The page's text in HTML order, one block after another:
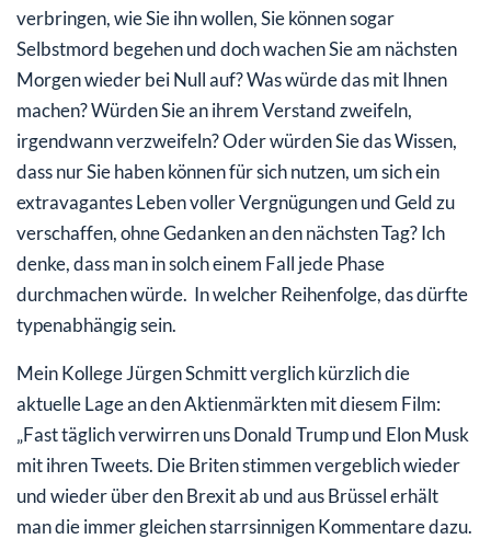
verbringen, wie Sie ihn wollen, Sie können sogar
Selbstmord begehen und doch wachen Sie am nächsten
Morgen wieder bei Null auf? Was würde das mit Ihnen
machen? Würden Sie an ihrem Verstand zweifeln,
irgendwann verzweifeln? Oder würden Sie das Wissen,
dass nur Sie haben können für sich nutzen, um sich ein
extravagantes Leben voller Vergnügungen und Geld zu
verschaffen, ohne Gedanken an den nächsten Tag? Ich
denke, dass man in solch einem Fall jede Phase
durchmachen würde. In welcher Reihenfolge, das dürfte
typenabhängig sein.
Mein Kollege Jürgen Schmitt verglich kürzlich die
aktuelle Lage an den Aktienmärkten mit diesem Film:
„Fast täglich verwirren uns Donald Trump und Elon Musk
mit ihren Tweets. Die Briten stimmen vergeblich wieder
und wieder über den Brexit ab und aus Brüssel erhält
man die immer gleichen starrsinnigen Kommentare dazu.